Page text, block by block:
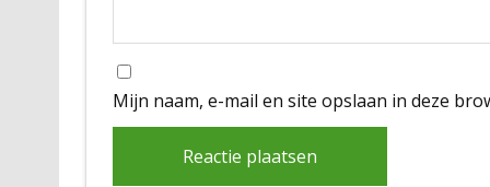
Mijn naam, e-mail en site opslaan in deze